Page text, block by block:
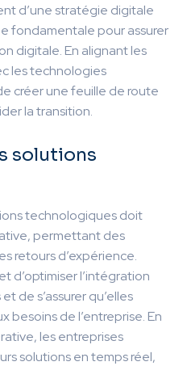
d’une stratégie digitale
fondamentale pour assurer
digitale. En alignant les
les technologies
créer une feuille de route
la transition.
solutions
technologiques doit
permettant des
retours d’expérience.
d’optimiser l’intégration
de s’assurer qu’elles
de l’entreprise. En
les entreprises
solutions en temps réel,